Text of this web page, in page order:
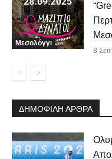
Μεσολόγγι
8
ΔΗΜΟΦΙΛΗ ΑΡΘΡΑ